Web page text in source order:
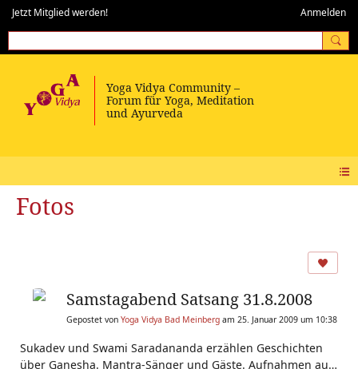
Jetzt Mitglied werden! Anmelden
Fotos
Samstagabend Satsang 31.8.2008
Gepostet von Yoga Vidya Bad Meinberg am 25. Januar 2009 um 10:38
Sukadev und Swami Saradananda erzählen Geschichten
über Ganesha. Mantra-Sänger und Gäste. Aufnahmen aus